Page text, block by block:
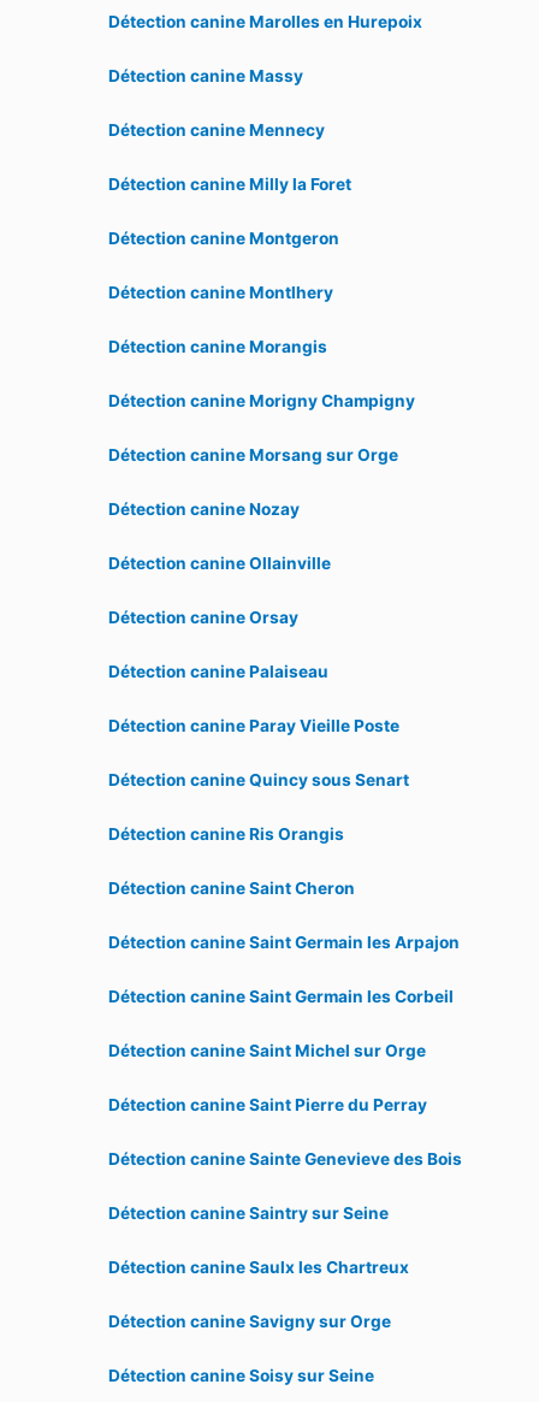
Détection canine Marolles en Hurepoix
Détection canine Massy
Détection canine Mennecy
Détection canine Milly la Foret
Détection canine Montgeron
Détection canine Montlhery
Détection canine Morangis
Détection canine Morigny Champigny
Détection canine Morsang sur Orge
Détection canine Nozay
Détection canine Ollainville
Détection canine Orsay
Détection canine Palaiseau
Détection canine Paray Vieille Poste
Détection canine Quincy sous Senart
Détection canine Ris Orangis
Détection canine Saint Cheron
Détection canine Saint Germain les Arpajon
Détection canine Saint Germain les Corbeil
Détection canine Saint Michel sur Orge
Détection canine Saint Pierre du Perray
Détection canine Sainte Genevieve des Bois
Détection canine Saintry sur Seine
Détection canine Saulx les Chartreux
Détection canine Savigny sur Orge
Détection canine Soisy sur Seine